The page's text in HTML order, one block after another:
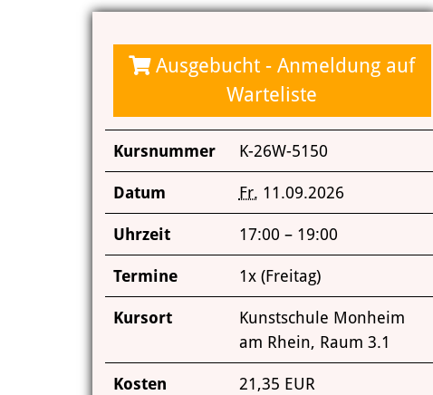
Ausgebucht - Anmeldung auf
Warteliste
Kursnummer K-26W-5150
Datum Fr. 11.09.2026
Uhrzeit 17:00 – 19:00
Termine 1x (Freitag)
Kursort
Kunstschule Monheim
am Rhein, Raum 3.1
Kosten 21,35 EUR